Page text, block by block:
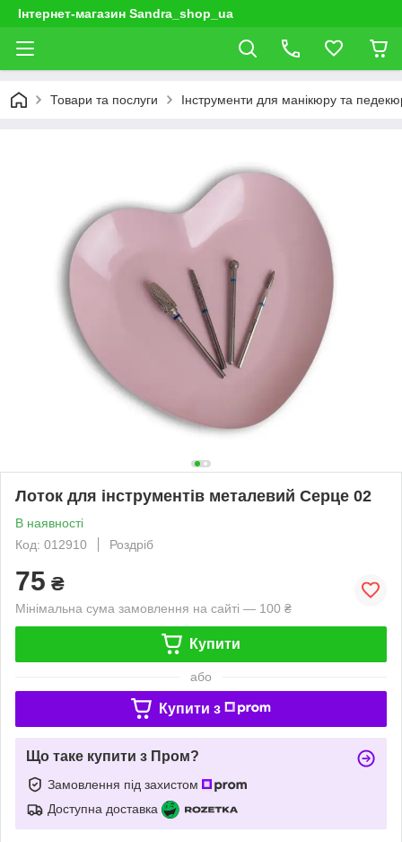
Інтернет-магазин Sandra_shop_ua
Товари та послуги Інструменти для манікюру та
Лоток для інструментів металевий Серце 02
В наявності
Код: 012910
Роздріб
75 ₴
Мінімальна сума замовлення на сайті — 100 ₴
Купити
або
Купити з
Що таке купити з Пром?
Замовлення під захистом
Доступна доставка